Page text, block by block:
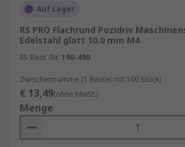
Auf Lager
RS PRO Flachrund Pozidriv
Edelstahl glatt 10.0 mm M4
RS Best.-Nr. 190-490
Zwischensumme (1 Beutel mit 100 Stück)
€ 13,49(ohne MwSt.)
Menge